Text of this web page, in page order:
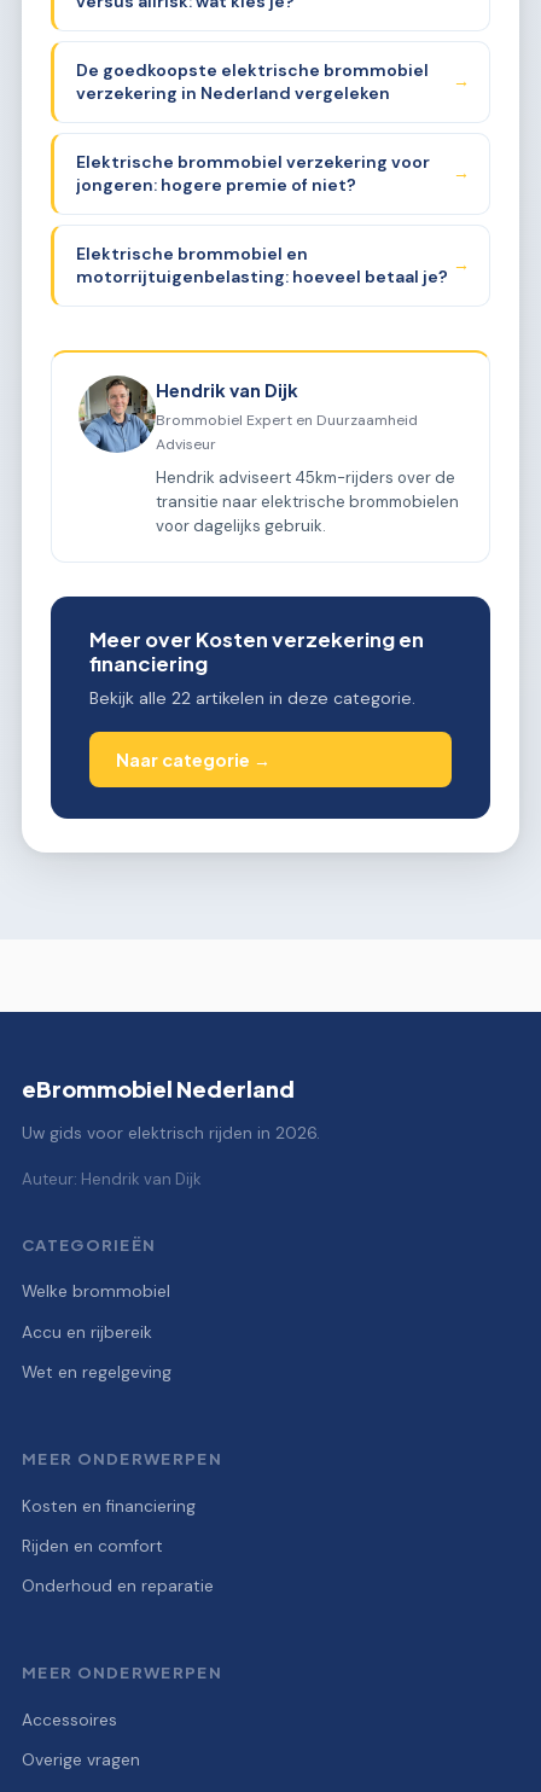
De goedkoopste elektrische brommobiel
verzekering in Nederland vergeleken
→
Elektrische brommobiel verzekering voor
jongeren: hogere premie of niet?
→
Elektrische brommobiel en
motorrijtuigenbelasting: hoeveel betaal je?
→
Hendrik van Dijk
Brommobiel Expert en Duurzaamheid
Adviseur
Hendrik adviseert 45km-rijders over de
transitie naar elektrische brommobielen
voor dagelijks gebruik.
Meer over Kosten verzekering en
financiering
Bekijk alle 22 artikelen in deze categorie.
Naar categorie →
eBrommobiel Nederland
Uw gids voor elektrisch rijden in 2026.
Auteur: Hendrik van Dijk
CATEGORIEËN
Welke brommobiel
Accu en rijbereik
Wet en regelgeving
MEER ONDERWERPEN
Kosten en financiering
Rijden en comfort
Onderhoud en reparatie
MEER ONDERWERPEN
Accessoires
Overige vragen